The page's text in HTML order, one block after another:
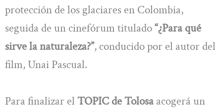
protección de los glaciares en Colombia,
seguida de un cinefórum titulado“¿Para qué
sirve la naturaleza?”, conducido por el autor del
film, Unai Pascual.
Para finalizar el TOPIC de Tolosaacogerá un